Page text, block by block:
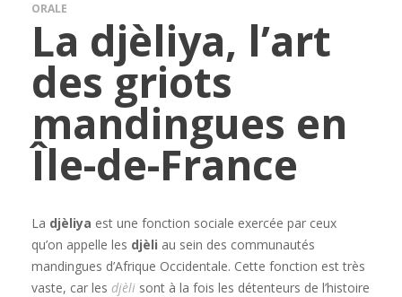
ORALE
La djèliya, l’art
des griots
mandingues en
Île-de-France
La djèliya est une fonction sociale exercée par ceux
qu’on appelle les djèli au sein des communautés
mandingues d’Afrique Occidentale. Cette fonction est très
vaste, car les djèli sont à la fois les détenteurs de l’histoire